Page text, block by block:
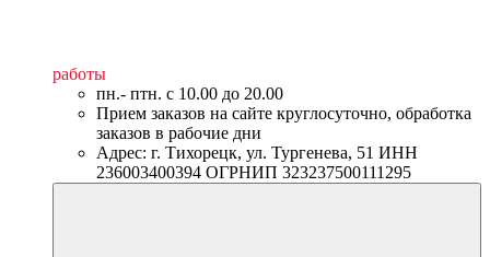
работы
пн.- птн. c 10.00 до 20.00
Прием заказов на сайте круглосуточно, обработка
заказов в рабочие дни
Адрес: г. Тихорецк, ул. Тургенева, 51 ИНН
236003400394 ОГРНИП 323237500111295